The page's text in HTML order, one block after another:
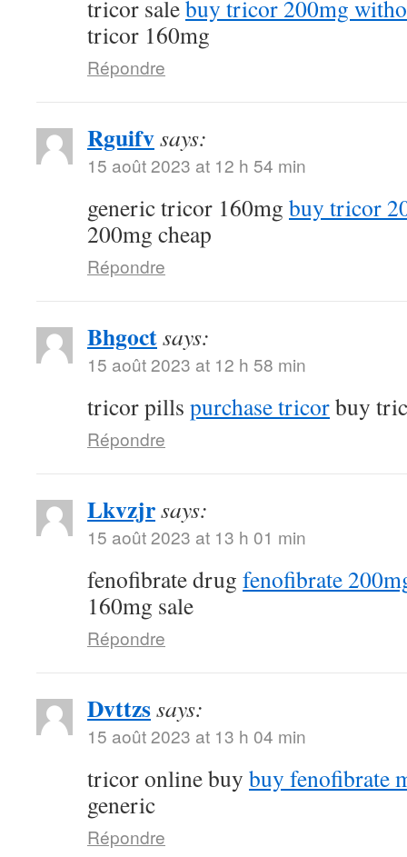
tricor salebuy tricor 200mg
tricor 160mg
Répondre
Rguifvsays:
15 août 2023 at 12 h 54 min
generic tricor 160mg buy tricor
200mg cheap
Répondre
Bhgoctsays:
15 août 2023 at 12 h 58 min
tricor pills purchase tricorbuy
Répondre
Lkvzjrsays:
15 août 2023 at 13 h 01 min
fenofibrate drug fenofibrate
160mg sale
Répondre
Dvttzssays:
15 août 2023 at 13 h 04 min
tricor online buy buy fenofibrate
generic
Répondre